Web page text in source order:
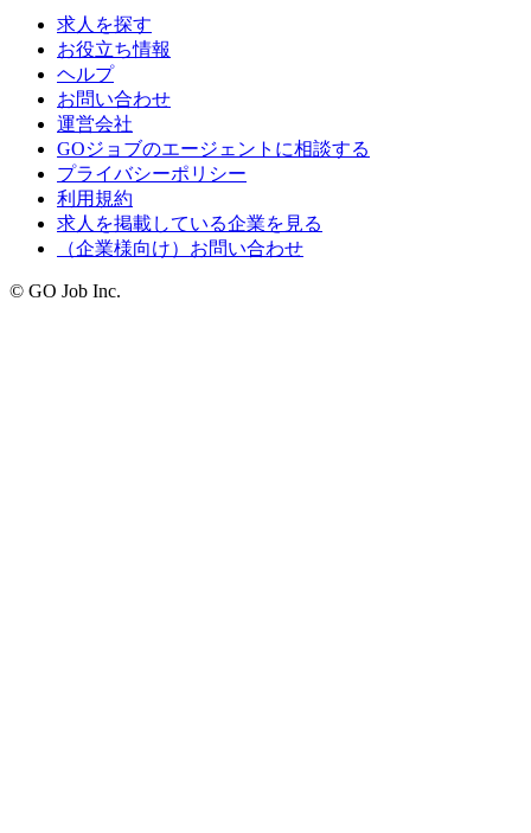
求人を探す
お役立ち情報
ヘルプ
お問い合わせ
運営会社
GOジョブのエージェントに相談する
プライバシーポリシー
利用規約
求人を掲載している企業を見る
（企業様向け）お問い合わせ
© GO Job Inc.